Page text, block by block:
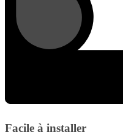
Facile à installer